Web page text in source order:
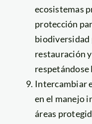
ecosistemas
protección
biodiversidad
restauración
respetándose
Intercambiar
en el manejo
áreas